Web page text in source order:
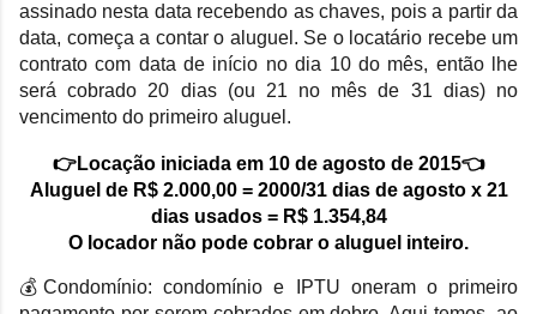
assinado nesta data recebendo as chaves, pois a partir da
data, começa a contar o aluguel. Se o locatário recebe um
contrato com data de início no dia 10 do mês, então lhe
será cobrado 20 dias (ou 21 no mês de 31 dias) no
vencimento do primeiro aluguel.
👉Locação iniciada em 10 de agosto de 2015👈
Aluguel de R$ 2.000,00 = 2000/31 dias de agosto x 21
dias usados = R$ 1.354,84
O locador não pode cobrar o aluguel inteiro.
💰Condomínio:condomínio e IPTU oneram o primeiro